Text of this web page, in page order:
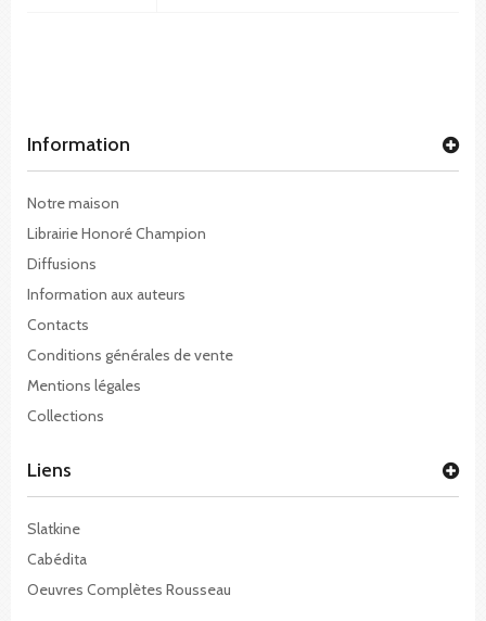
Information
Notre maison
Librairie Honoré Champion
Diffusions
Information aux auteurs
Contacts
Conditions générales de vente
Mentions légales
Collections
Liens
Slatkine
Cabédita
Oeuvres Complètes Rousseau